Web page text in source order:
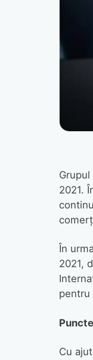
Grupul
2021.
În
2021,
pentru
Puncte
Cu